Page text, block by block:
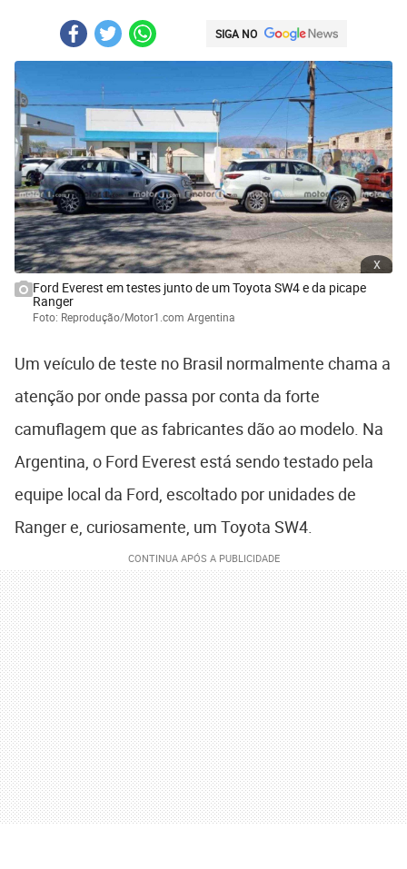
SIGA NO
x
Ford Everest em testes junto de um Toyota SW4 e da picape
Ranger
Foto: Reprodução/Motor1.com Argentina
Um veículo de teste no Brasil normalmente chama a
atenção por onde passa por conta da forte
camuflagem que as fabricantes dão ao modelo. Na
Argentina, o Ford Everest está sendo testado pela
equipe local da Ford, escoltado por unidades de
Ranger e, curiosamente, um Toyota SW4.